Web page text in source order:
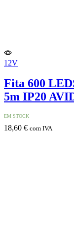
12V
Fita 600
5m IP20
EM STOCK
18,60 € com IVA